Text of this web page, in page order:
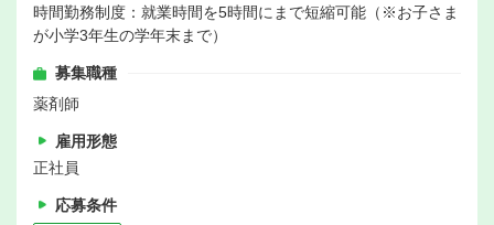
時間勤務制度：就業時間を5時間にまで短縮可能（※お子さま
が小学3年生の学年末まで）
募集職種
薬剤師
雇用形態
正社員
応募条件